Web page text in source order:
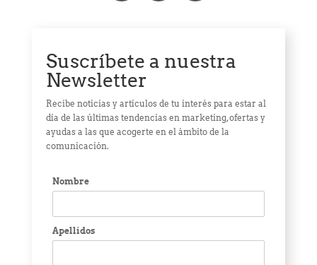
Suscríbete a nuestra
Newsletter
Recibe noticias y artículos de tu interés para estar al
día de las últimas tendencias en marketing, ofertas y
ayudas a las que acogerte en el ámbito de la
comunicación.
Nombre
Apellidos